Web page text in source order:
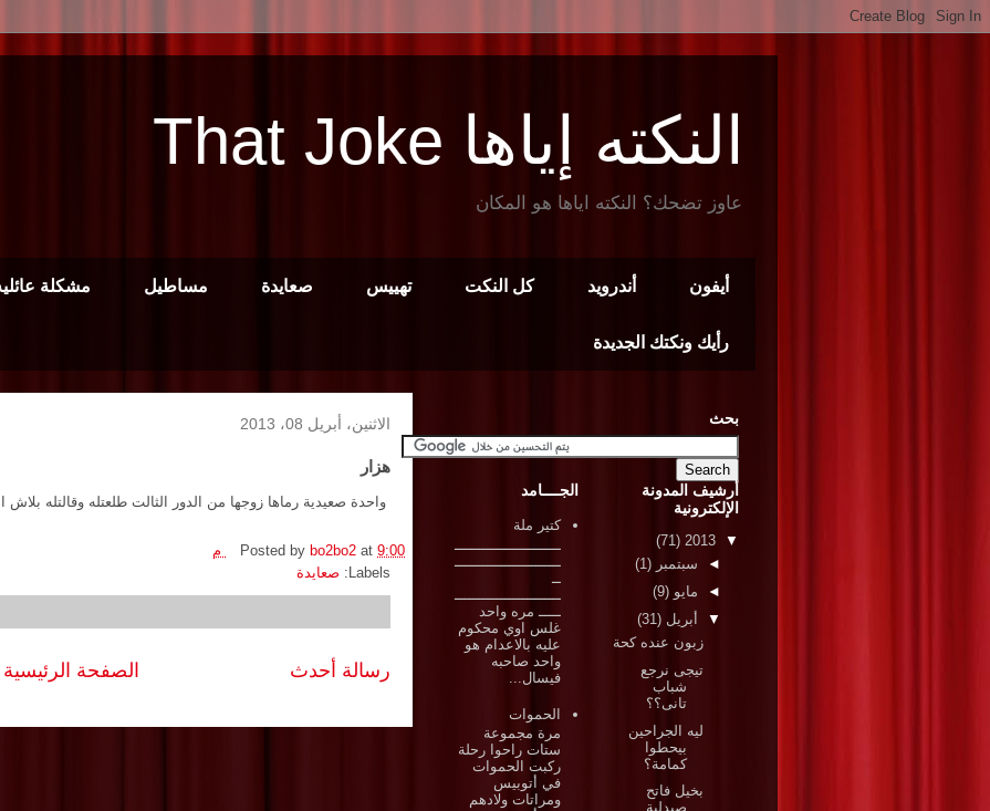
النكته إياها That Joke
عاوز تضحك؟ النكته اياها هو المكان
أيفون أندرويد كل النكت تهييس صعايدة مساطيل مشكلة
رأيك ونكتك الجديدة
الاثنين، أبريل 08، 2013
هزار
Posted by bo2bo2 at 9:00 م
Labels:
صعايدة
رسالة أحدث الصفحة الرئيسية
بحث
أرشيف المدونة
الإلكترونية
▼
2013
(71)
◄ سبتمبر (1)
◄ مايو (9)
▼
أبريل (31)
زبون عنده كحة
تيجى نرجع
شباب
تانى؟؟
ليه الجراحين
بيحطوا
كمامة؟
بخيل فاتح
صيدلية
الجــــامد
كتير ملة
ــــــــــــــــــــــــ
ــــــــــــــــــــــــ
ــ
ــــــــــــــــــــــــ
ـــــ مره واحد
غلس اوي محكوم
عليه بالاعدام هو
واحد صاحبه
فيسال...
الحموات
مرة مجموعة
ستات راحوا رحلة
ركبت الحموات
في أتوبيس
ومراتات ولادهم